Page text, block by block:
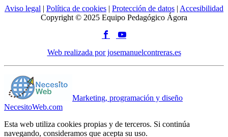
Aviso legal | Política de cookies | Protección de datos | Accesibilidad
Copyright © 2025 Equipo Pedagógico Ágora
Web realizada por josemanuelcontreras.es
Marketing, programación y diseño
NecesitoWeb.com
Esta web utiliza cookies propias y de terceros. Si continúa
navegando, consideramos que acepta su uso.